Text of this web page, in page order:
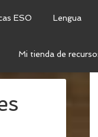
ESO Lengua
Mi tienda de